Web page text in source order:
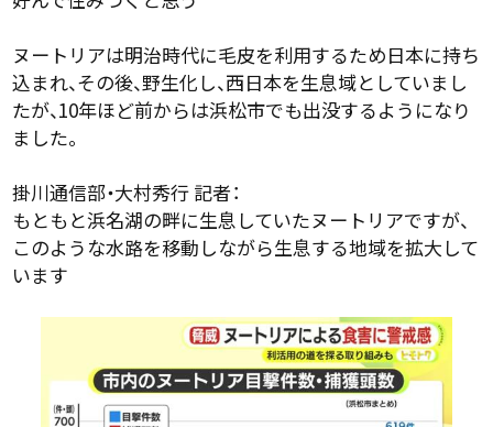
ヌートリアは明治時代に毛皮を利用するため日本に持ち
込まれ、その後、野生化し、西日本を生息域としていまし
たが、10年ほど前からは浜松市でも出没するようになり
ました。
掛川通信部・大村秀行 記者：
もともと浜名湖の畔に生息していたヌートリアですが、
このような水路を移動しながら生息する地域を拡大して
います